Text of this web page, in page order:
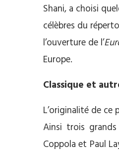
Shani, a choisi
célèbres du
l’ouverture de l’
Europe.
Classique et
L’originalité de ce
Ainsi trois
Coppola et Paul